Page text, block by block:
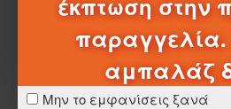
αμπαλάζ
Μην το εμφανίσεις ξανά
ΧΑΡΑΚΤΗΡΙΣΤΙΚΆ